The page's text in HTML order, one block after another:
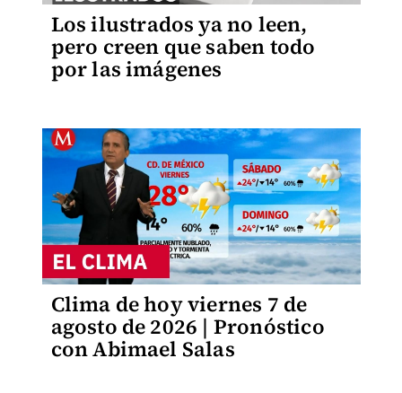
Los ilustrados ya no leen,
pero creen que saben todo
por las imágenes
Clima de hoy viernes 7 de
agosto de 2026 | Pronóstico
con Abimael Salas